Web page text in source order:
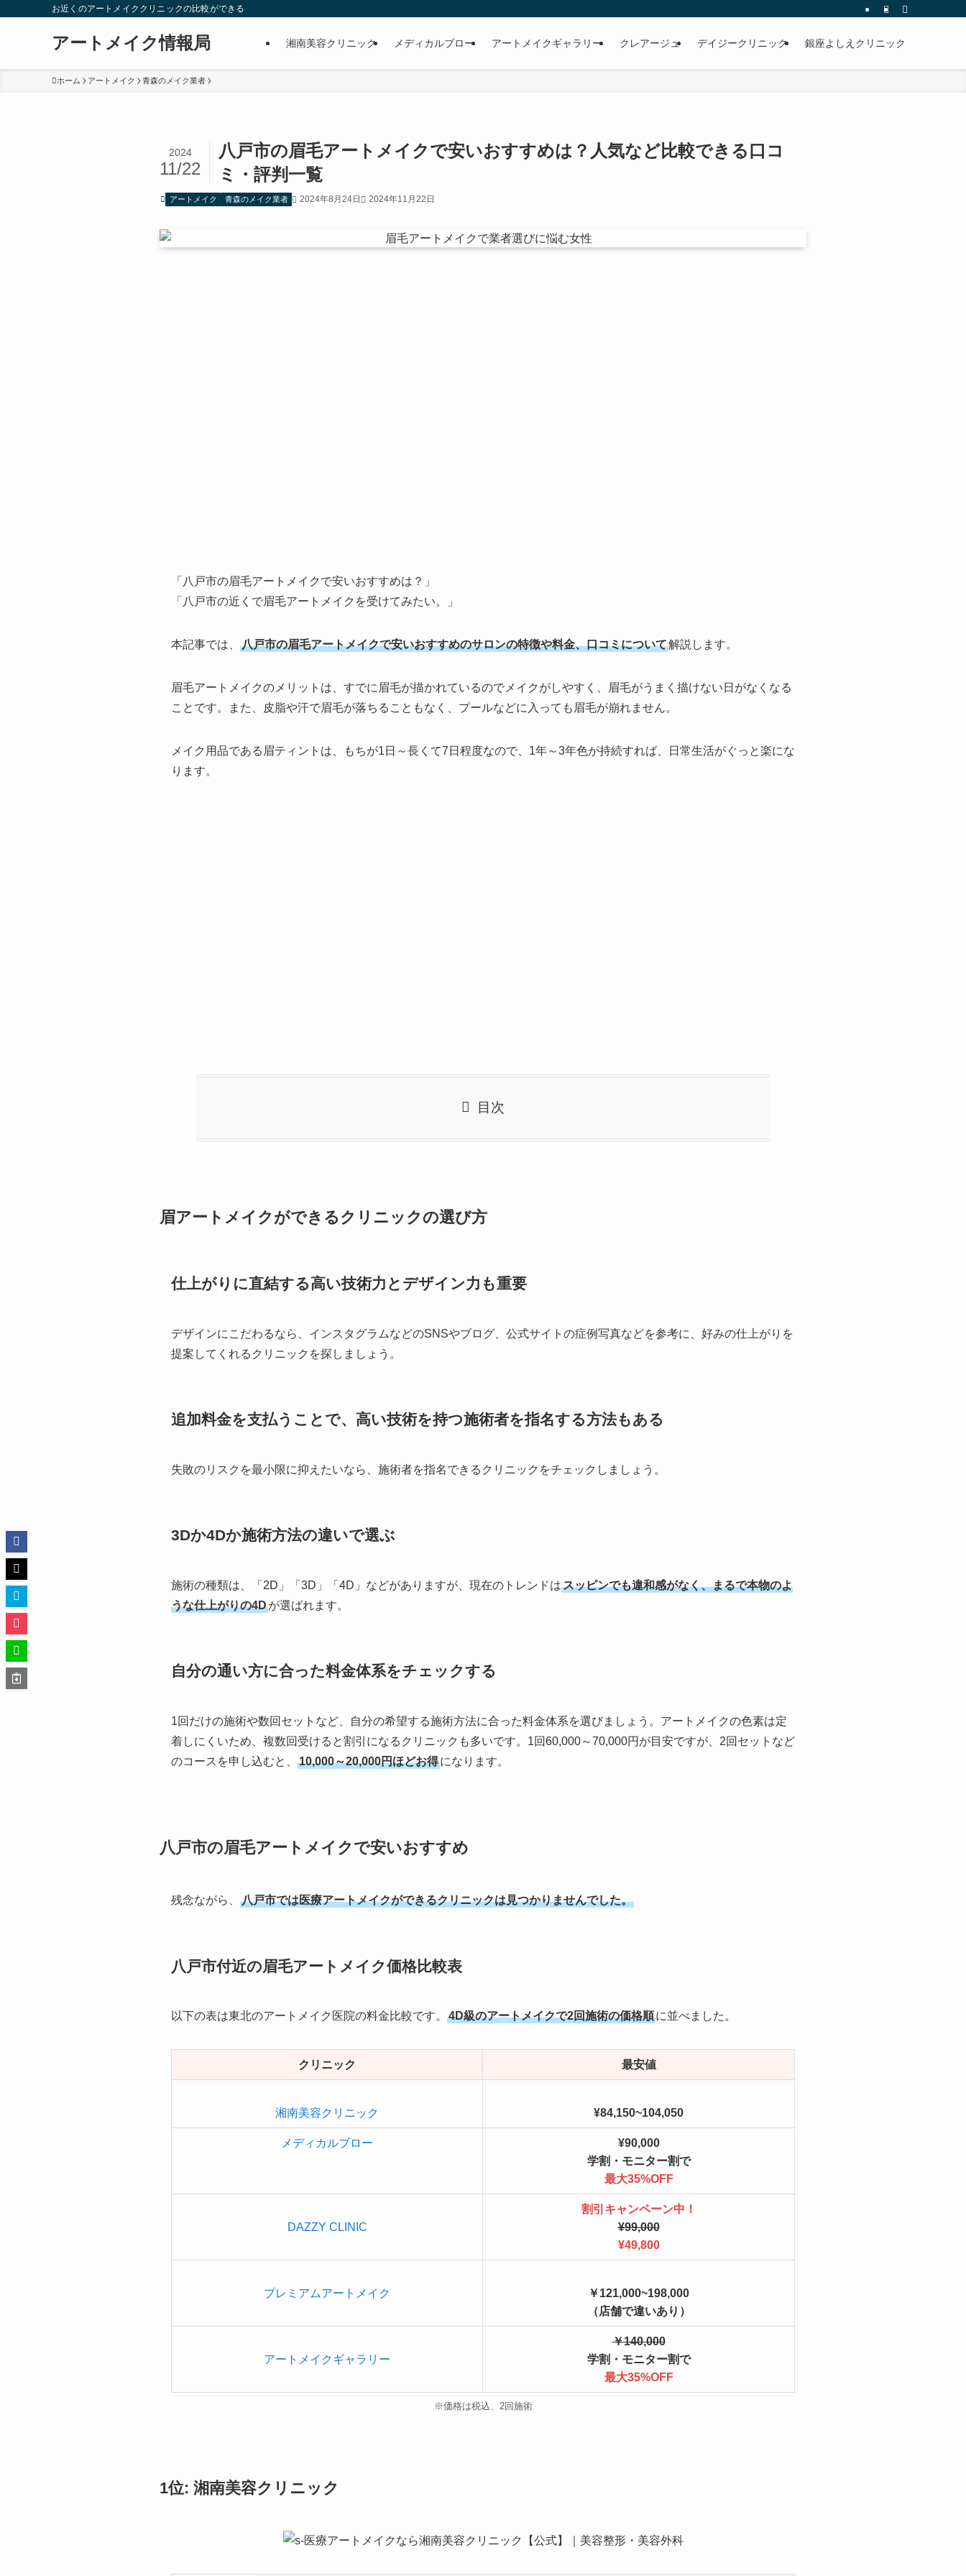
お近くのアートメイククリニックの比較ができる
アートメイク情報局 湘南美容クリニック メディカルブロー アートメイクギャラリー クレアージュ デイジークリニック 銀座よしえクリニック
ホーム アートメイク 青森のメイク業者
八戸市の眉毛アートメイクで安いおすすめは？人気など比較できる口コ
ミ・評判一覧
2024
11/22
アートメイク 青森のメイク業者 2024年8月24日 2024年11月22日
「八戸市の眉毛アートメイクで安いおすすめは？」
「八戸市の近くで眉毛アートメイクを受けてみたい。」
本記事では、 八戸市の眉毛アートメイクで安いおすすめのサロンの特徴や料金、口コミについて解説します。
眉毛アートメイクのメリットは、すでに眉毛が描かれているのでメイクがしやすく、眉毛がうまく描けない日がなくなる
ことです。また、皮脂や汗で眉毛が落ちることもなく、プールなどに入っても眉毛が崩れません。
メイク用品である眉ティントは、もちが1日～長くて7日程度なので、1年～3年色が持続すれば、日常生活がぐっと楽にな
ります。
目次
眉アートメイクができるクリニックの選び方
仕上がりに直結する高い技術力とデザイン力も重要
デザインにこだわるなら、インスタグラムなどのSNSやブログ、公式サイトの症例写真などを参考に、好みの仕上がりを
提案してくれるクリニックを探しましょう。
追加料金を支払うことで、高い技術を持つ施術者を指名する方法もある
失敗のリスクを最小限に抑えたいなら、施術者を指名できるクリニックをチェックしましょう。
3Dか4Dか施術方法の違いで選ぶ
施術の種類は、「2D」「3D」「4D」などがありますが、現在のトレンドはスッピンでも違和感がなく、まるで本物のよ
うな仕上がりの4Dが選ばれます。
自分の通い方に合った料金体系をチェックする
1回だけの施術や数回セットなど、自分の希望する施術方法に合った料金体系を選びましょう。アートメイクの色素は定
着しにくいため、複数回受けると割引になるクリニックも多いです。1回60,000～70,000円が目安ですが、2回セットなど
のコースを申し込むと、
10,000～20,000円ほどお得になります。
八戸市の眉毛アートメイクで安いおすすめ
残念ながら、 八戸市では医療アートメイクができるクリニックは見つかりませんでした。
八戸市付近の眉毛アートメイク価格比較表
以下の表は東北のアートメイク医院の料金比較です。 4D級のアートメイクで2回施術の価格順に並べました。
クリニック 最安値
湘南美容クリニック ¥84,150~104,050
メディカルブロー
¥90,000
学割・モニター割で
最大35%OFF
DAZZY CLINIC
割引キャンペーン中！
¥99,000
¥49,800
プレミアムアートメイク
￥121,000~198,000
（店舗で違いあり）
アートメイクギャラリー
￥140,000
学割・モニター割で
最大35%OFF
※価格は税込、2回施術
1位: 湘南美容クリニック